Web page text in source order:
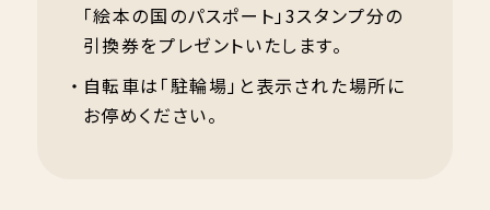
「絵本の国のパスポート」3スタンプ分の
引換券をプレゼントいたします。
自転車は「駐輪場」と表示された場所に
お停めください。